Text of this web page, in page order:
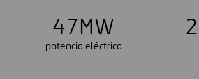
47MW
potencia eléctrica
2